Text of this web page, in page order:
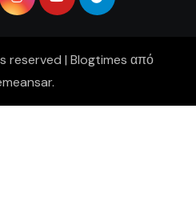
reserved | Blogtimes από
.